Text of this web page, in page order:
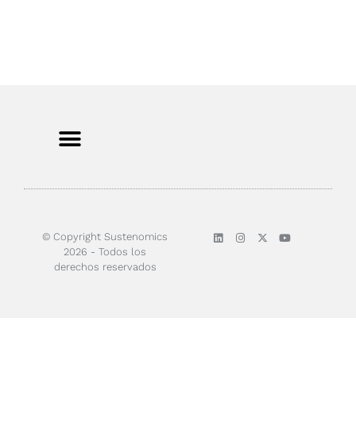
© Copyright Sustenomics
2026 - Todos los
derechos reservados